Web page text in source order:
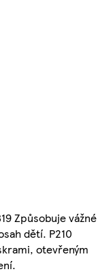
Způsobuje vážné
dětí. P210
otevřeným